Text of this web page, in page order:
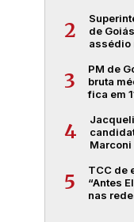
2
de
assédio
3
PM de
bruta
fica em
4
Marconi
5
TCC de
“Antes
nas